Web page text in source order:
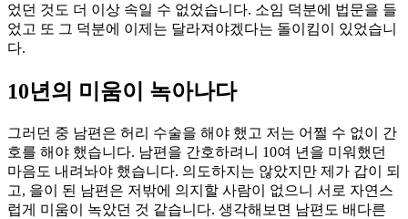
었던 것도 더 이상 속일 수 없었습니다. 소임 덕분에 법문을 들
었고 또 그 덕분에 이제는 달라져야겠다는 돌이킴이 있었습니
다.
10년의 미움이 녹아나다
그러던 중 남편은 허리 수술을 해야 했고 저는 어쩔 수 없이 간
호를 해야 했습니다. 남편을 간호하려니 10여 년을 미워했던
마음도 내려놔야 했습니다. 의도하지는 않았지만 제가 갑이 되
고, 을이 된 남편은 저밖에 의지할 사람이 없으니 서로 자연스
럽게 미움이 녹았던 것 같습니다. 생각해보면 남편도 배다른